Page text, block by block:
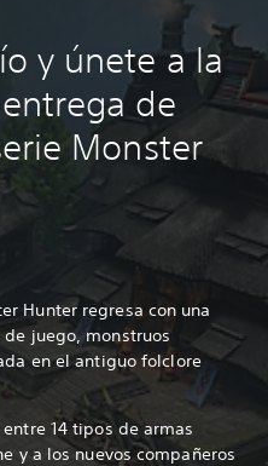
y únete a la
de
Monster
Hunter regresa con una
juego, monstruos
en el antiguo folclore
14 tipos de armas
y a los nuevos compañeros